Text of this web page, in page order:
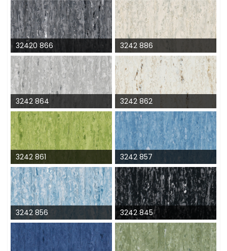
32420 866 3242 886
3242 864 3242 862
3242 861 3242 857
3242 856 3242 845